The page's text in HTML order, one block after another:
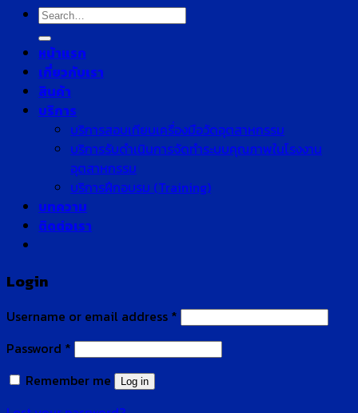
Search
for:
หน้าแรก
เกี่ยวกับเรา
สินค้า
บริการ
บริการสอบเทียบเครื่องมือวัดอุตสาหกรรม
บริการรับดำเนินการจัดทำระบบคุณภาพในโรงงาน
อุตสาหกรรม
บริการฝึกอบรม (Training)
บทความ
ติดต่อเรา
Login
Username or email address *
Password *
Remember me
Log in